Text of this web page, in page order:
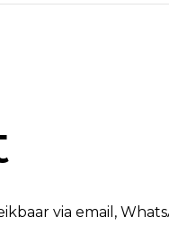
via email,